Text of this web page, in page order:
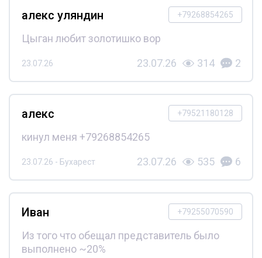
+79268854265
алекс уляндин
Цыган любит золотишко вор
23.07.26 23.07.26 314 2
+79521180128
алекс
кинул меня +79268854265
23.07.26 - Бухарест 23.07.26 535 6
+79255070590
Иван
Из того что обещал представитель было
выполнено ~20%